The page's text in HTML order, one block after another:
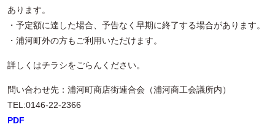
あります。
・予定額に達した場合、予告なく早期に終了する場合があります。
・浦河町外の方もご利用いただけます。
詳しくはチラシをごらんください。
問い合わせ先：浦河町商店街連合会（浦河商工会議所内）
TEL:0146-22-2366
PDF